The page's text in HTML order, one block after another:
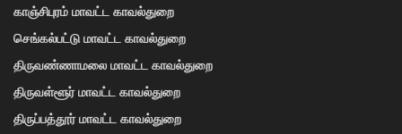
காஞ்சிபுரம் மாவட்ட காவல்துறை
செங்கல்பட்டு மாவட்ட காவல்துறை
திருவண்ணாமலை மாவட்ட காவல்துறை
திருவள்ளூர் மாவட்ட காவல்துறை
திருப்பத்தூர் மாவட்ட காவல்துறை